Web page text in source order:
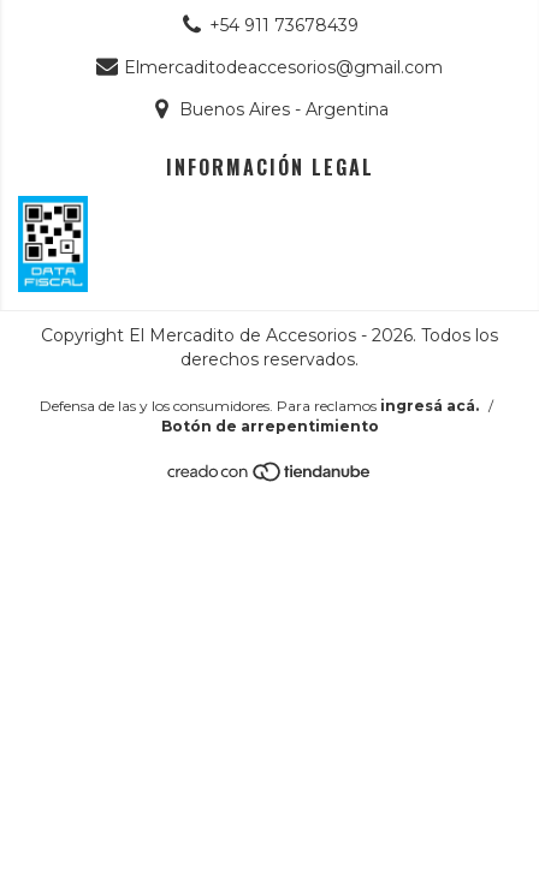
+54 911 73678439
Elmercaditodeaccesorios@gmail.com
Buenos Aires - Argentina
INFORMACIÓN LEGAL
Copyright El Mercadito de Accesorios - 2026. Todos los
derechos reservados.
Defensa de las y los consumidores. Para reclamos ingresá acá. /
Botón de arrepentimiento